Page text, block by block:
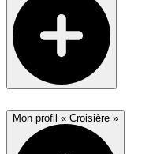
Mon profil « Croisière »